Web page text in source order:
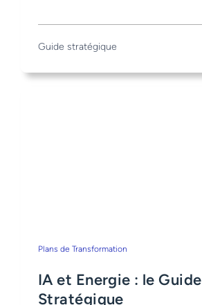
Guide stratégique
Plans de Transformation
IA et Energie : le Guide
Stratégique